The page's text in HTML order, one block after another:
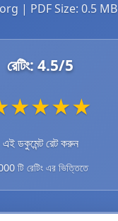
| PDF Size: 0.5 MB
রেটিং: 4.5/5
★★★★
এই ডকুমেন্ট রেট করুন
টি রেটিং এর ভিত্তিতে